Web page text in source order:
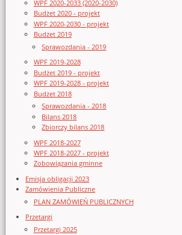
WPF 2020-2033 (2020-2030)
Budżet 2020 - projekt
WPF 2020-2030 - projekt
Budżet 2019
Sprawozdania - 2019
WPF 2019-2028
Budżet 2019 - projekt
WPF 2019-2028 - projekt
Budżet 2018
Sprawozdania - 2018
Bilans 2018
Zbiorczy bilans 2018
WPF 2018-2027
WPF 2018-2027 - projekt
Zobowiązania gminne
Emisja obligacji 2023
Zamówienia Publiczne
PLAN ZAMÓWIEŃ PUBLICZNYCH
Przetargi
Przetargi 2025